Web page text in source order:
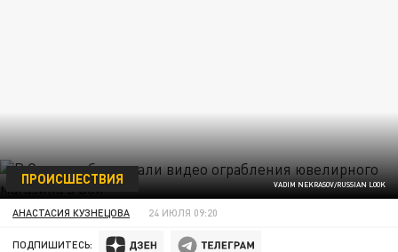
VADIM NEKRASOV/RUSSIAN LOOK
ПРОИСШЕСТВИЯ
АНАСТАСИЯ КУЗНЕЦОВА 24 ИЮЛЯ 09:20
ПОДПИШИТЕСЬ: